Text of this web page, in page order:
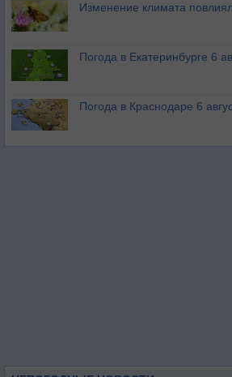
Изменение климата
Погода в Екатеринбурге 6
Погода в Краснодаре 6